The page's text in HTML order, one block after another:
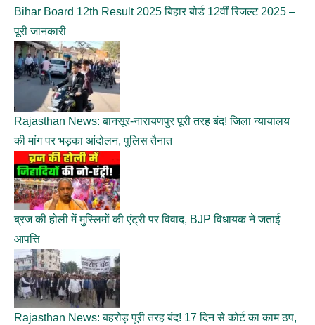
Bihar Board 12th Result 2025 बिहार बोर्ड 12वीं रिजल्ट 2025 –
पूरी जानकारी
Rajasthan News: बानसूर-नारायणपुर पूरी तरह बंद! जिला न्यायालय
की मांग पर भड़का आंदोलन, पुलिस तैनात
ब्रज की होली में मुस्लिमों की एंट्री पर विवाद, BJP विधायक ने जताई
आपत्ति
Rajasthan News: बहरोड़ पूरी तरह बंद! 17 दिन से कोर्ट का काम ठप,